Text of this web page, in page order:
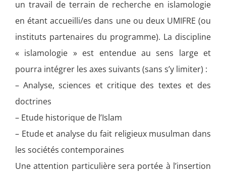
un travail de terrain de recherche en islamologie
en étant accueilli/es dans une ou deux UMIFRE (ou
instituts partenaires du programme). La discipline
« islamologie » est entendue au sens large et
pourra intégrer les axes suivants (sans s’y limiter) :
– Analyse, sciences et critique des textes et des
doctrines
– Etude historique de l’Islam
– Etude et analyse du fait religieux musulman dans
les sociétés contemporaines
Une attention particulière sera portée à l’insertion